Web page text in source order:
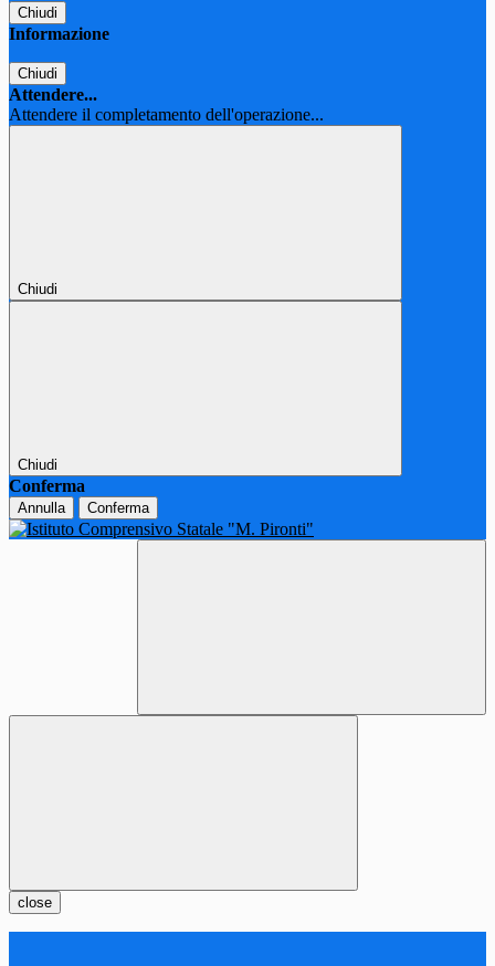
Chiudi
Informazione
Chiudi
Attendere...
Attendere il completamento dell'operazione...
Chiudi
Chiudi
Conferma
Annulla Conferma
close